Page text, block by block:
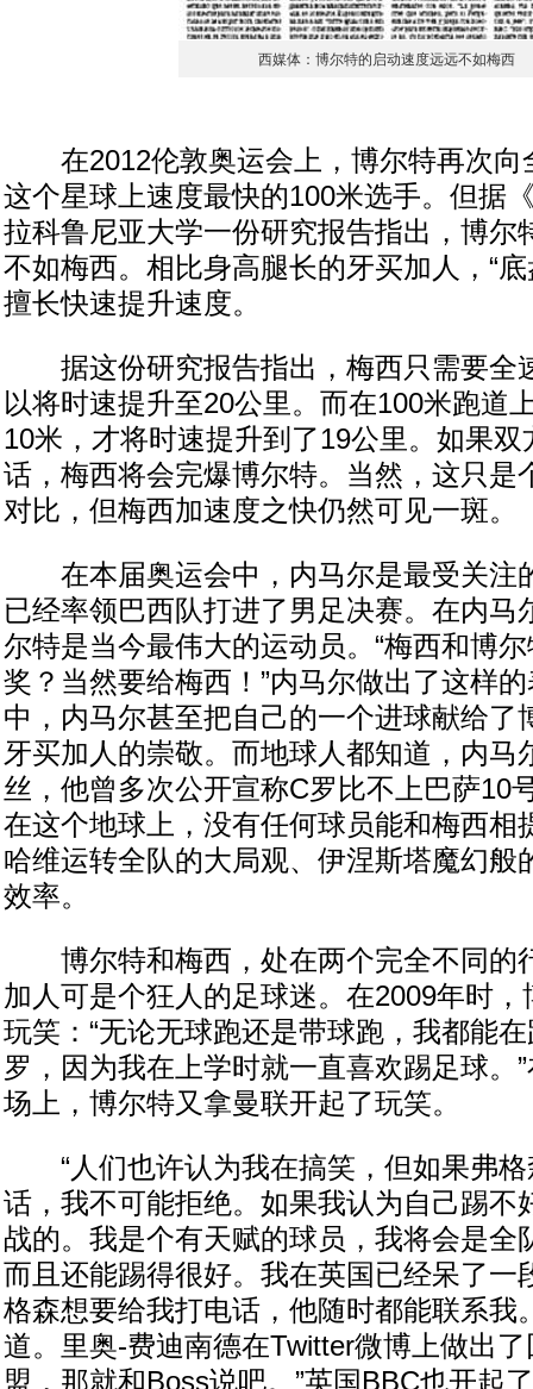
西媒体：博尔特的启动速度远远不如梅西
在2012伦敦奥运会上，博尔特再次向
这个星球上速度最快的100米选手。但据
拉科鲁尼亚大学一份研究报告指出，博尔
不如梅西。相比身高腿长的牙买加人，“
擅长快速提升速度。
据这份研究报告指出，梅西只需要全
以将时速提升至20公里。而在100米跑道
10米，才将时速提升到了19公里。如果双
话，梅西将会完爆博尔特。当然，这只是
对比，但梅西加速度之快仍然可见一斑。
在本届奥运会中，内马尔是最受关注
已经率领巴西队打进了男足决赛。在内马
尔特是当今最伟大的运动员。“梅西和博
奖？当然要给梅西！”内马尔做出了这样
中，内马尔甚至把自己的一个进球献给了
牙买加人的崇敬。而地球人都知道，内马
丝，他曾多次公开宣称C罗比不上巴萨10
在这个地球上，没有任何球员能和梅西相
哈维运转全队的大局观、伊涅斯塔魔幻般
效率。
博尔特和梅西，处在两个完全不同的
加人可是个狂人的足球迷。在2009年时
玩笑：“无论无球跑还是带球跑，我都能
罗，因为我在上学时就一直喜欢踢足球。
场上，博尔特又拿曼联开起了玩笑。
“人们也许认为我在搞笑，但如果弗格
话，我不可能拒绝。如果我认为自己踢不
战的。我是个有天赋的球员，我将会是全
而且还能踢得很好。我在英国已经呆了一
格森想要给我打电话，他随时都能联系我
道。里奥-费迪南德在Twitter微博上做出了
盟，那就和Boss说吧。”英国BBC也开起